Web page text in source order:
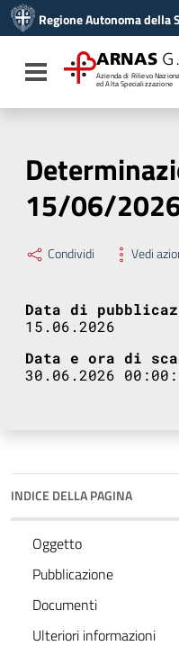
Vai al menu di
Vai al footer
Regione Autonoma della
Toggle navigation
ARNAS
Azienda di Rilievo
ed Alta Specializzazione
15/06/
Condividi Vedi
Data di
15.06.2026
Data e ora di
30.06.2026
INDICE DELLA PAGINA
Oggetto
Pubblicazione
Documenti
Ulteriori informazioni